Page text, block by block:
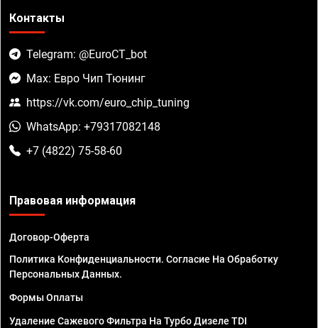
Контакты
Telegram: @EuroCT_bot
Max: Евро Чип Тюнинг
https://vk.com/euro_chip_tuning
WhatsApp: +79317082148
+7 (4822) 75-58-60
Правовая информация
Договор-Оферта
Политика Конфиденциальности. Согласие На Обработку
Персональных Данных.
Формы Оплаты
Удаление Сажевого Фильтра На Турбо Дизеле TDI